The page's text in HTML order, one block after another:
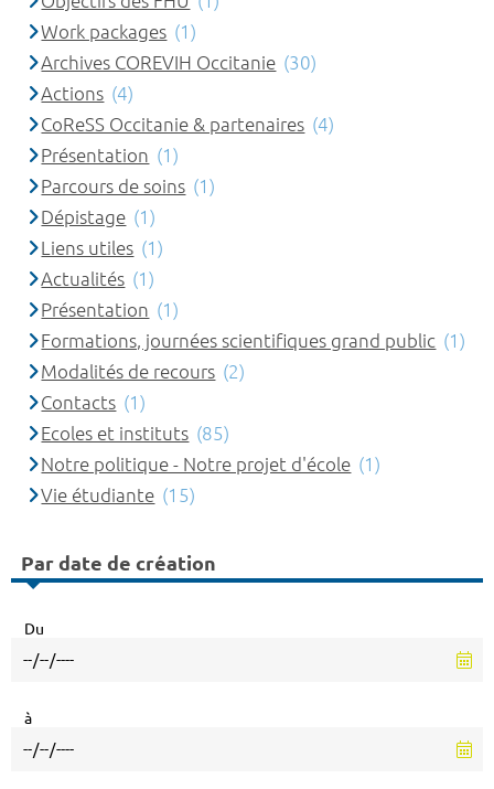
Work packages (1)
Archives COREVIH Occitanie (30)
Actions (4)
CoReSS Occitanie & partenaires (4)
Présentation (1)
Parcours de soins (1)
Dépistage (1)
Liens utiles (1)
Actualités (1)
Présentation (1)
Formations, journées scientifiques grand public (1)
Modalités de recours (2)
Contacts (1)
Ecoles et instituts (85)
Notre politique - Notre projet d'école (1)
Vie étudiante (15)
Par date de création
Du
à